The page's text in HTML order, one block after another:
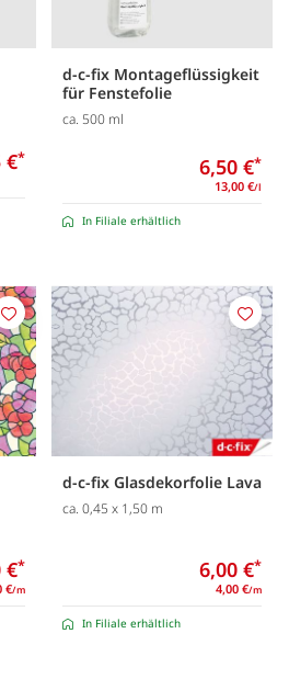
€*
d-c-fix Montageflüssigkeit
für Fenstefolie
ca. 500 ml
6,50 €*
13,00 €/l
In Filiale erhältlich
€*
€/m
Merken
d-c-fix Glasdekorfolie Lava
ca. 0,45 x 1,50 m
6,00 €*
4,00 €/m
In Filiale erhältlich